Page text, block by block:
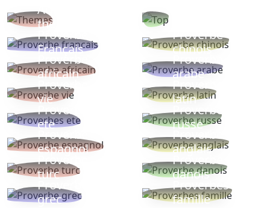
Autres
thèmes
Proverbe
Français
Proverbe
chinois
Proverbe
africain
Proverbe
arabe
Proverbe
vie
Proverbe
latin
Proverbes
ete
Proverbe
russe
Proverbe
espagnol
Proverbe
anglais
Proverbe
turc
Proverbe
danois
Proverbe
grec
Proverbes
famille